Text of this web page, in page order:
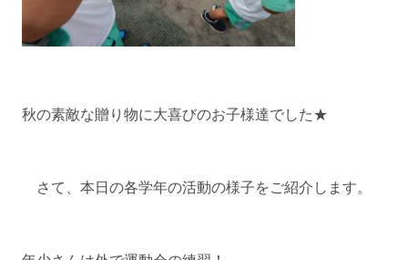
秋の素敵な贈り物に大喜びのお子様達でした★
さて、本日の各学年の活動の様子をご紹介します。